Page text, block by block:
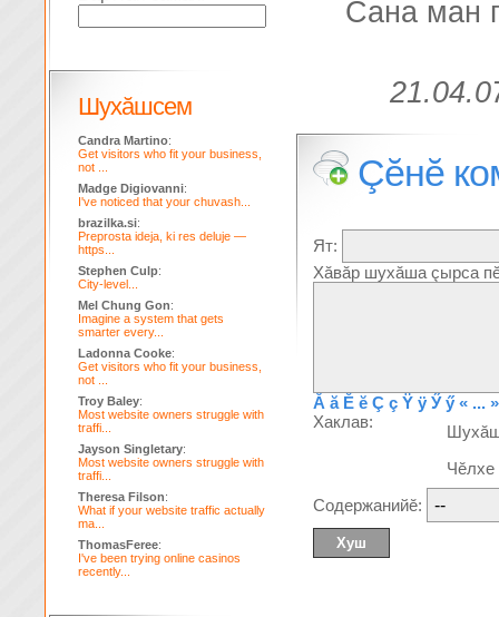
Сана ман
Çĕнĕ
Ят:
Хăвăр шухăша çырса
Ă ă Ĕ ĕ Ç ç Ÿ ÿ Ӳ ӳ « ... »
Хаклав:
Содержанийĕ:
Шухăшсем
Candra Martino:
Get visitors who fit your business,
not ...
Madge Digiovanni:
I've noticed that your chuvash...
brazilka.si:
Preprosta ideja, ki res deluje —
https...
Stephen Culp:
City-level...
Mel Chung Gon:
Imagine a system that gets
smarter every...
Ladonna Cooke:
Get visitors who fit your business,
not ...
Troy Baley:
Most website owners struggle with
traffi...
Jayson Singletary:
Most website owners struggle with
traffi...
Theresa Filson:
What if your website traffic actually
ma...
ThomasFeree:
I've been trying online casinos
recently...